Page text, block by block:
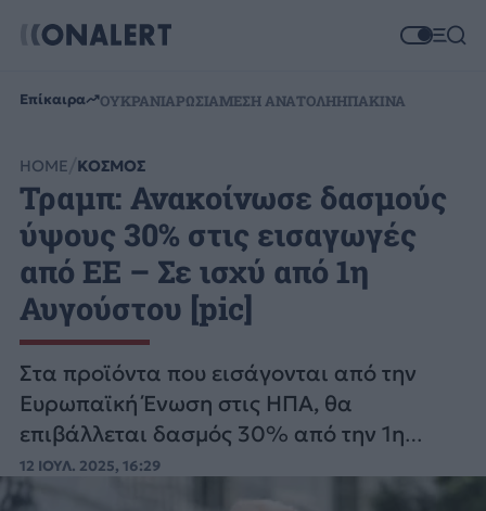
Επίκαιρα ΟΥΚΡΑΝΙΑΡΩΣΙΑΜΕΣΗ ΑΝΑΤΟΛΗΗΠΑΚΙΝΑ
HOME ΚΟΣΜΟΣ
Τραμπ: Ανακοίνωσε δασμούς
ύψους 30% στις εισαγωγές
από ΕΕ – Σε ισχύ από 1η
Αυγούστου [pic]
Στα προϊόντα που εισάγονται από την
Ευρωπαϊκή Ένωση στις ΗΠΑ, θα
επιβάλλεται δασμός 30% από την 1η
Αυγούστου 2025, ανέφερε ο Αμερικανός
πρόεδρος Ντόναλντ Τραμπ.
12 ΙΟΥΛ. 2025, 16:29